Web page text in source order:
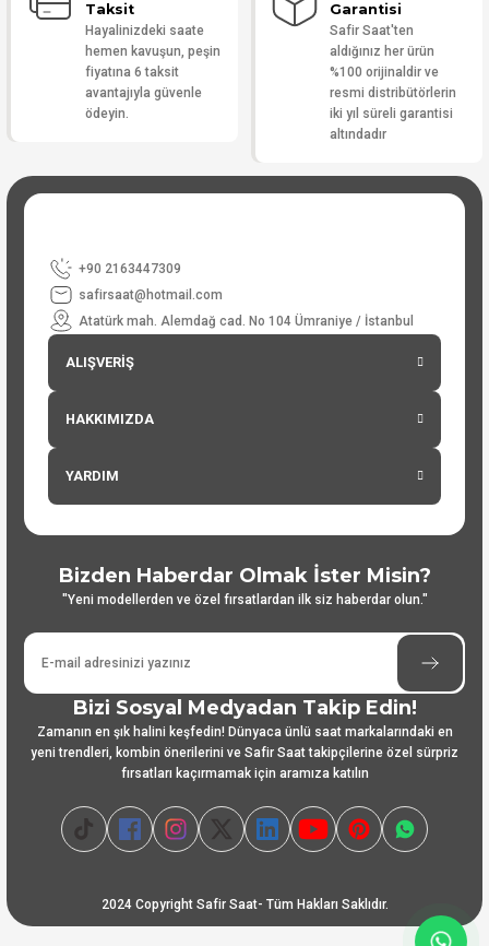
Taksit
Hayalinizdeki saate
hemen kavuşun, peşin
fiyatına 6 taksit
avantajıyla güvenle
ödeyin.
Garantisi
Safir Saat'ten
aldığınız her ürün
%100 orijinaldir ve
resmi distribütörlerin
iki yıl süreli garantisi
altındadır
+90 2163447309
safirsaat@hotmail.com
Atatürk mah. Alemdağ cad. No 104 Ümraniye / İstanbul
ALIŞVERİŞ
HAKKIMIZDA
YARDIM
Bizden Haberdar Olmak İster Misin?
"Yeni modellerden ve özel fırsatlardan ilk siz haberdar olun."
Bizi Sosyal Medyadan Takip Edin!
Zamanın en şık halini keşfedin! Dünyaca ünlü saat markalarındaki en
yeni trendleri, kombin önerilerini ve Safir Saat takipçilerine özel sürpriz
fırsatları kaçırmamak için aramıza katılın
2024 Copyright Safir Saat- Tüm Hakları Saklıdır.